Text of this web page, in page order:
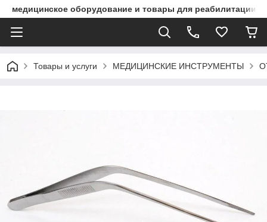
медицинское оборудование и товары для реабилитации
Товары и услуги МЕДИЦИНСКИЕ ИНСТРУМЕНТЫ